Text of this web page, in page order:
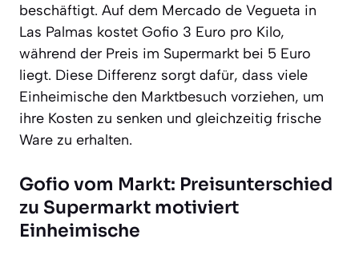
beschäftigt. Auf dem Mercado de Vegueta in
Las Palmas kostet Gofio 3 Euro pro Kilo,
während der Preis im Supermarkt bei 5 Euro
liegt. Diese Differenz sorgt dafür, dass viele
Einheimische den Marktbesuch vorziehen, um
ihre Kosten zu senken und gleichzeitig frische
Ware zu erhalten.
Gofio vom Markt: Preisunterschied
zu Supermarkt motiviert
Einheimische